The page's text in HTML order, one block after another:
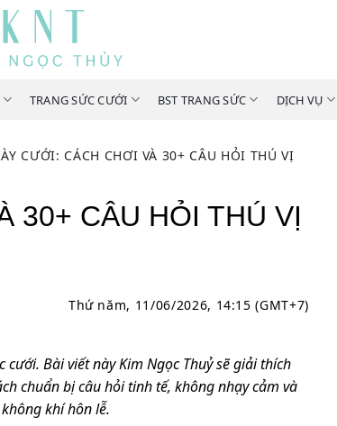
TRANG SỨC CƯỚI BST TRANG SỨC DỊCH VỤ
CƯỚI: CÁCH CHƠI VÀ 30+ CÂU HỎI THÚ VỊ
30+ CÂU HỎI THÚ VỊ
Thứ năm, 11/06/2026, 14:15 (GMT+7)
Bài viết này Kim Ngọc Thuỷ sẽ giải thích
chuẩn bị câu hỏi tinh tế, không nhạy cảm và
khí hôn lễ.